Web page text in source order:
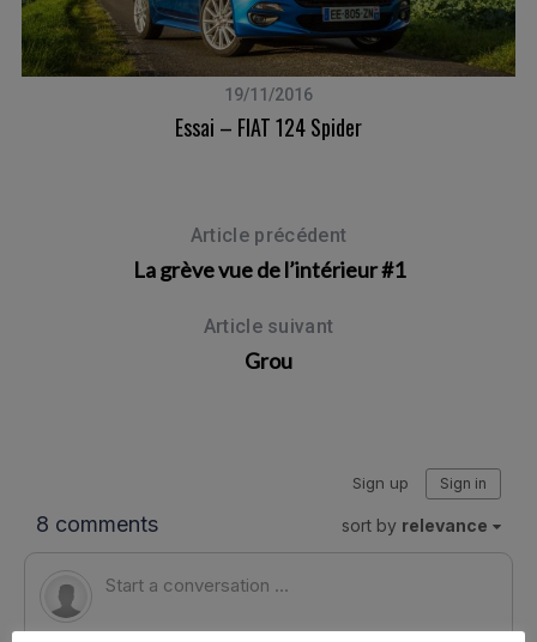
19/11/2016
Essai – FIAT 124 Spider
Article précédent
La grève vue de l’intérieur #1
Article suivant
Grou